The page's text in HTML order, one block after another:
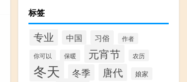
标签
专业 中国 习俗 作者
你可以 保暖 元宵节 农历
冬天 冬季 唐代 娘家